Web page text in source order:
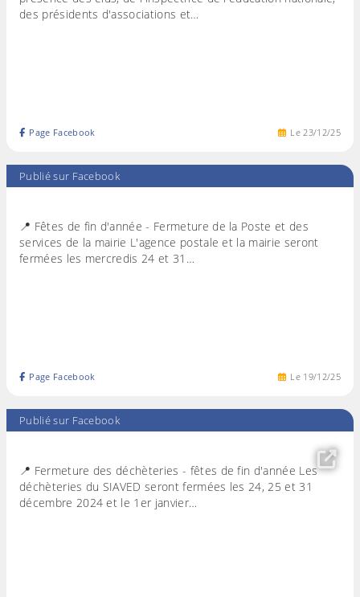
des présidents d'associations et…
Le23/12/25
Page Facebook
Publié sur Facebook
📍 Fêtes de fin d'année - Fermeture de la Poste et des
services de la mairie L'agence postale et la mairie seront
fermées les mercredis 24 et 31…
Le 19/12/25
Page Facebook
Publié sur Facebook
📍 Fermeture des déchèteries - fêtes de fin d'année Les
déchèteries du SIAVED seront fermées les 24, 25 et 31
décembre 2024 et le 1er janvier…